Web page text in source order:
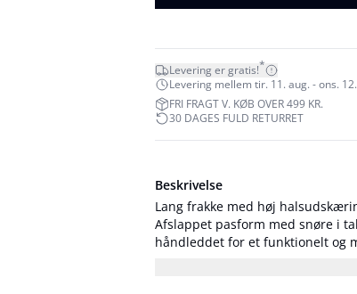
Levering er gratis!*
Levering mellem tir. 11. aug. - ons.
FRI FRAGT V. KØB OVER 499 KR.
30 DAGES FULD RETURRET
Beskrivelse
Lang frakke med høj
Afslappet pasform med snøre i
håndleddet for et funktionelt og moderne udtryk.